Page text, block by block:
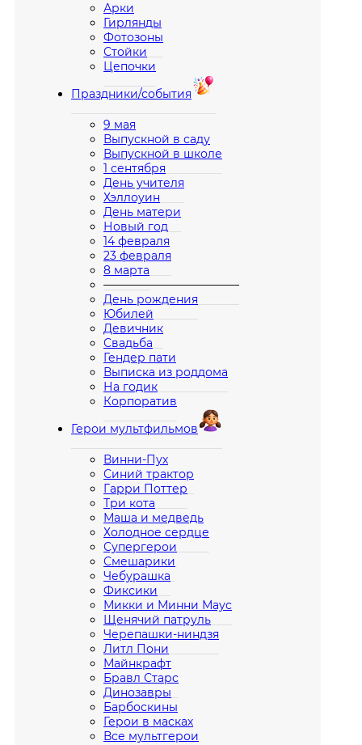
Арки
Гирлянды
Фотозоны
Стойки
Цепочки
Праздники/события
9 мая
Выпускной в саду
Выпускной в школе
1 сентября
День учителя
Хэллоуин
День матери
Новый год
14 февраля
23 февраля
8 марта
————————————
День рождения
Юбилей
Девичник
Свадьба
Гендер пати
Выписка из роддома
На годик
Корпоратив
Герои мультфильмов
Винни-Пух
Синий трактор
Гарри Поттер
Три кота
Маша и медведь
Холодное сердце
Супергерои
Смешарики
Чебурашка
Фиксики
Микки и Минни Маус
Щенячий патруль
Черепашки-ниндзя
Литл Пони
Майнкрафт
Бравл Старс
Динозавры
Барбоскины
Герои в масках
Все мультгерои